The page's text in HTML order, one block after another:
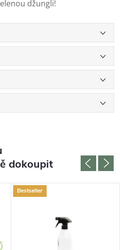
džungli!
dokoupit
Bestseller